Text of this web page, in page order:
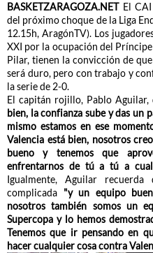
BASKETZARAGOZA.NETEl CAI
del próximo choque de la Liga
12.15h, AragónTV). Los
XXI por la ocupación del
Pilar, tienen la convicción de
será duro, pero con trabajo y
la serie de 2-0.
El capitán rojillo, Pablo Aguilar,
bien, la confianza sube y das un
mismo estamos en ese
Valencia está bien, nosotros
bueno y tenemos que
enfrentarnos de tú a tú a
Igualmente, Aguilar
complicada "y un equipo
nosotros también somos un
Supercopa y lo hemos
Tenemos que ir pensando en
hacer cualquier cosa contra